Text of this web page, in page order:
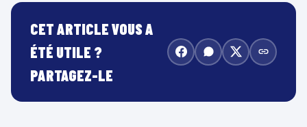
CET ARTICLE VOUS A
ÉTÉ UTILE ?
PARTAGEZ-LE